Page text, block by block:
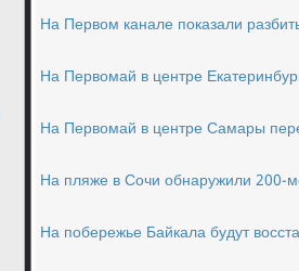
На Первом канале показали
На Первомай в центре
На Первомай в центре Самары
На пляже в Сочи обнаружили 200-
На побережье Байкала будут